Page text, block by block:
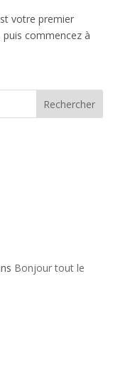
votre premier
commencez à
Bonjour tout le